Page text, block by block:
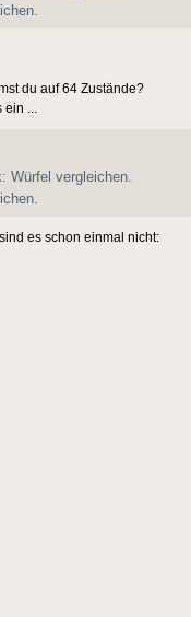
du auf 64 Zustände?
...
Würfel vergleichen.
es schon einmal nicht: